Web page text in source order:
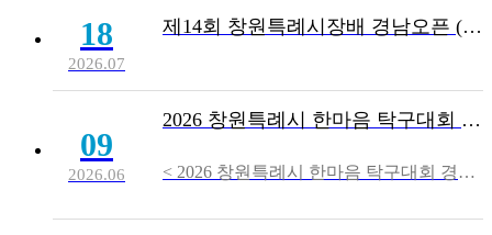
18
2026.07
제14회 창원특례시장배 경남오픈 (8/22~8/23, 창원축구센터 체육관)
09
2026.06
2026 창원특례시 한마음 탁구대회 경기순서 및 탁번 안내
< 2026 창원특례시 한마음 탁구대회 경기순서 및 탁번 안내> 1.개회식:6/14(일) 11:00 ~ 2. 경기장소:창원축구센터 체육관 *.탁구대 45탁 3.경기순서:08:00분~,경기 시작 1)개인전 예선리그은첨부한“경기순서 및 탁번 배정표”를 참조하시기 바랍니다. 2) 1회차 경기에 해당하시는 선수들은07시50분까지 지정된 탁구대에 출전하시기 바랍니다. 3) 2..